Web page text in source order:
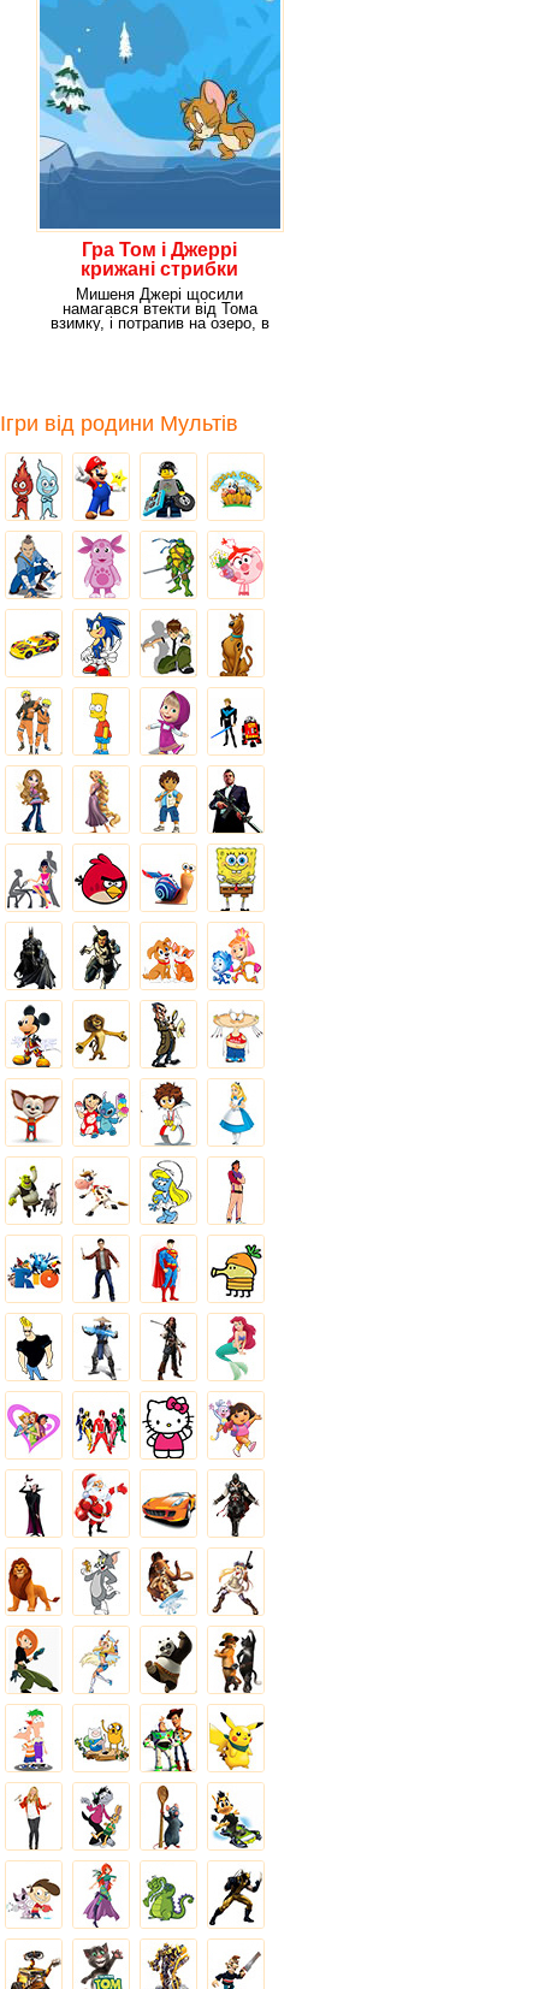
Гра Том і Джеррі
крижані стрибки
Мишеня Джері щосили
намагався втекти від Тома
взимку, і потрапив на озеро, в
Ігри від родини Мультів